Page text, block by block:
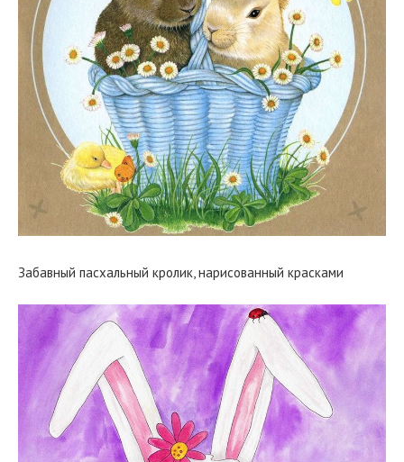
Забавный пасхальный кролик, нарисованный красками